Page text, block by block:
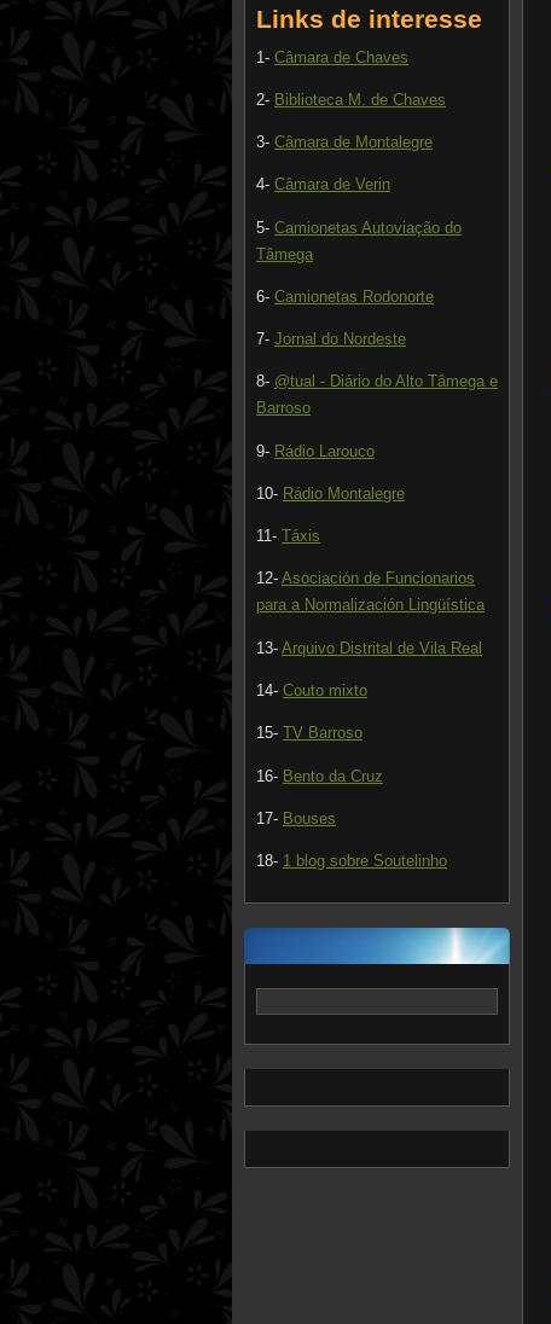
Links de interesse
1- Câmara de Chaves
2- Biblioteca M. de Chaves
3- Câmara de Montalegre
4- Câmara de Verin
5- Camionetas Autoviação do
Tâmega
6- Camionetas Rodonorte
7- Jornal do Nordeste
8- @tual - Diário do Alto Tâmega e
Barroso
9- Rádio Larouco
10- Rádio Montalegre
11- Táxis
12- Asociación de Funcionarios
para a Normalización Lingüística
13- Arquivo Distrital de Vila Real
14- Couto mixto
15- TV Barroso
16- Bento da Cruz
17- Bouses
18- 1 blog sobre Soutelinho